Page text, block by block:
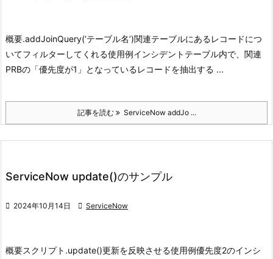
概要.addJoinQuery(‘テーブル名’)関連テーブルにあるレコードにつ
いてフィルターしてくれる使用例インシデントテーブル内で、関連
PRBの「優先度が1」となっているレコードを抽出する ...
記事を読む ServiceNow addJo ...
ServiceNow update()のサンプル
 2024年10月14日  ServiceNow
概要スクリプト .update()更新を反映させる使用例優先度2のインシ